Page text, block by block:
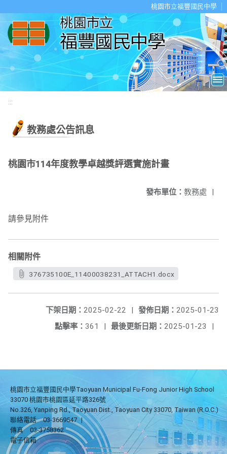
桃園市立福豐國民中學
:::
教務處公告訊息
桃園市114年度教學卓越獎評選實施計畫
發布單位： 教務處 |
請參見附件
相關附件
376735100E_11400038231_ATTACH1.docx
發佈日期： 2025-01-23
下架日期： 2025-02-22
|
最後更新日期： 2025-01-23 |
點擊率： 361 |
桃園市立福豐國民中學Taoyuan Municipal Fu-Fong Junior High School
33070 桃園市桃園區延平路326號
No.326, Yanping Rd., Taoyuan Dist., Taoyuan City 33070, Taiwan (R.O.C.)
聯絡電話
03-3669547 |
傳真
03-3758362
電子信箱